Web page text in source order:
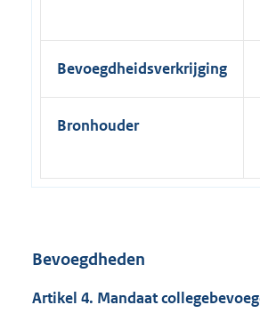
Bevoegdheidsverkrijging
Bronhouder
Bevoegdheden
Artikel 4. Mandaat